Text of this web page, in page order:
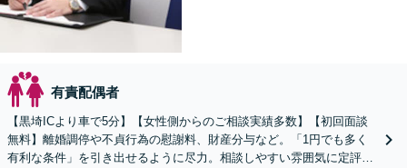
有責配偶者
【黒埼ICより車で5分】【女性側からのご相談実績多数】【初回面談
無料】離婚調停や不貞行為の慰謝料、財産分与など。「1円でも多く
有利な条件」を引き出せるように尽力。相談しやすい雰囲気に定評。